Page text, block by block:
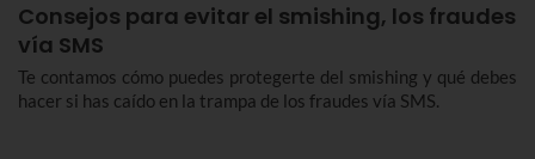
Consejos para evitar el smishing, los fraudes
vía SMS
Te contamos cómo puedes protegerte del smishing y qué debes
hacer si has caído en la trampa de los fraudes vía SMS.